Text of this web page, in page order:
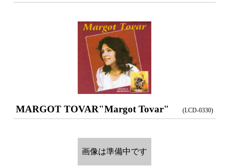
MARGOT TOVAR"Margot Tovar" (LCD-0330)
画像は準備中です